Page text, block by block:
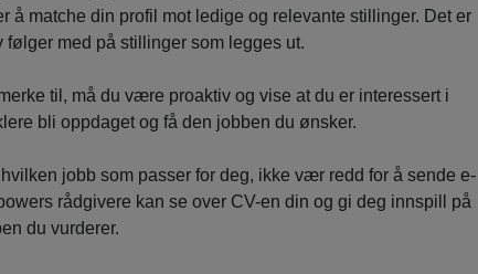
å matche din profil mot ledige og relevante stillinger. Det er
følger med på stillinger som legges ut.
til, må du være proaktiv og vise at du er interessert i
bli oppdaget og få den jobben du ønsker.
jobb som passer for deg, ikke vær redd for å sende e-
rådgivere kan se over CV-en din og gi deg innspill på
du vurderer.